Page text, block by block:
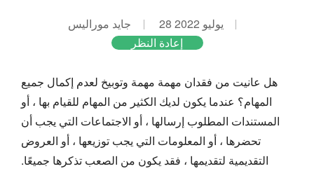
جايد موراليس
28 يوليو 2022
إعادة النظر
هل عانيت من فقدان مهمة مهمة وتوبيخ لعدم إكمال جميع
المهام؟ عندما يكون لديك الكثير من المهام للقيام بها ، أو
المستندات المطلوب إرسالها ، أو الاجتماعات التي يجب أن
تحضرها ، أو المعلومات التي يجب توزيعها ، أو العروض
التقديمية لتقديمها ، فقد يكون من الصعب تذكرها جميعًا.